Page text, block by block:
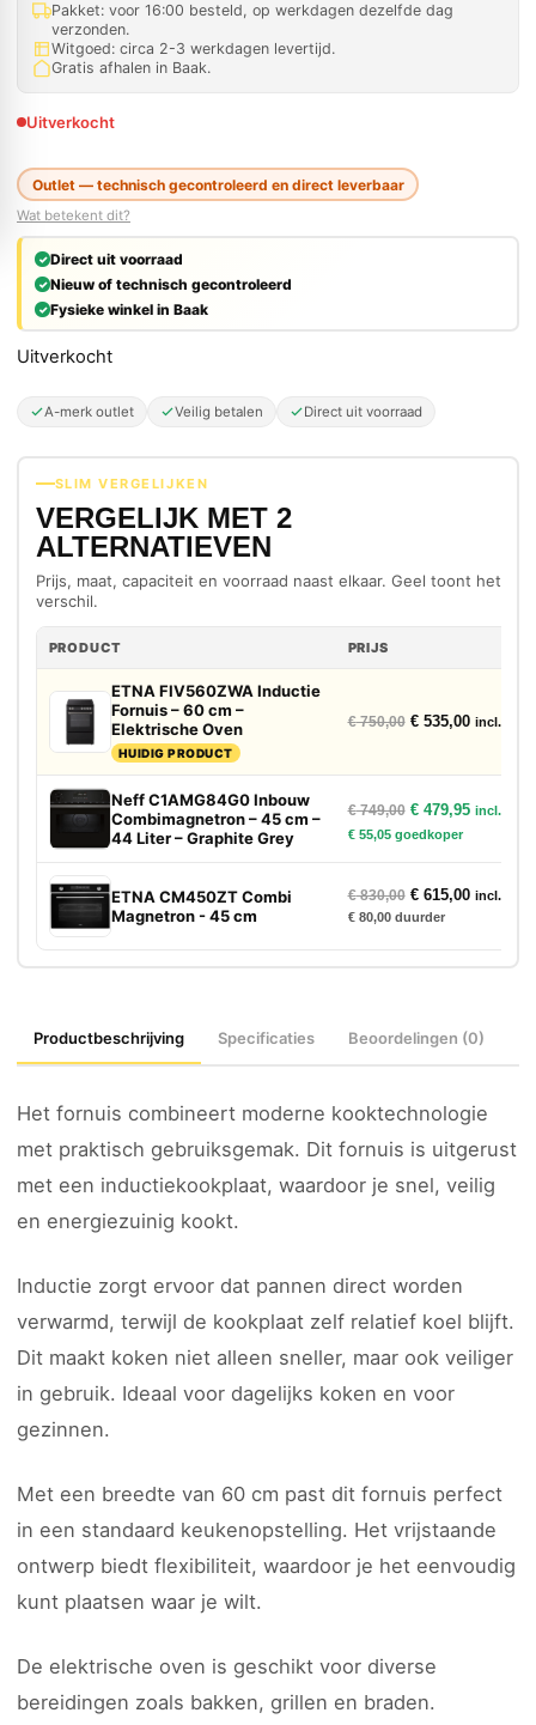
Pakket: voor 16:00 besteld, op werkdagen dezelfde dag
verzonden.
Witgoed: circa 2-3 werkdagen levertijd.
Gratis afhalen in Baak.
Uitverkocht
Outlet — technisch gecontroleerd en direct leverbaar
Wat betekent dit?
Direct uit voorraad
Nieuw of technisch gecontroleerd
Fysieke winkel in Baak
Uitverkocht
A-merk outlet Veilig betalen Direct uit voorraad
SLIM VERGELIJKEN
VERGELIJK MET 2
ALTERNATIEVEN
Prijs, maat, capaciteit en voorraad naast elkaar. Geel toont het
verschil.
PRODUCT PRIJS
ETNA FIV560ZWA Inductie
Fornuis – 60 cm –
Elektrische Oven
HUIDIG PRODUCT
€750,00 Oorspronkelijke
€535,00Huidige
incl. btw
Neff C1AMG84G0 Inbouw
Combimagnetron – 45 cm –
44 Liter – Graphite Grey
€749,00 Oorspronkelijke
€479,95Huidige
incl. btw
€55,05goedkoper
ETNA CM450ZT Combi
Magnetron - 45 cm
€830,00 Oorspronkelijke
€615,00Huidige
incl. btw
€80,00duurder
Productbeschrijving Specificaties Beoordelingen (0)
Het fornuis combineert moderne kooktechnologie
met praktisch gebruiksgemak. Dit fornuis is uitgerust
met een inductiekookplaat, waardoor je snel, veilig
en energiezuinig kookt.
Inductie zorgt ervoor dat pannen direct worden
verwarmd, terwijl de kookplaat zelf relatief koel blijft.
Dit maakt koken niet alleen sneller, maar ook veiliger
in gebruik. Ideaal voor dagelijks koken en voor
gezinnen.
Met een breedte van 60 cm past dit fornuis perfect
in een standaard keukenopstelling. Het vrijstaande
ontwerp biedt flexibiliteit, waardoor je het eenvoudig
kunt plaatsen waar je wilt.
De elektrische oven is geschikt voor diverse
bereidingen zoals bakken, grillen en braden.